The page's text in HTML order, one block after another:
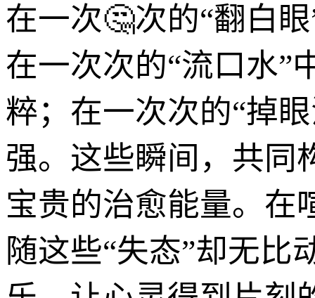
在一次🤔次的“翻白
在一次次的“流口水”
粹；在一次次的“掉
强。这些瞬间，共同
宝贵的治愈能量。在
随这些“失态”却无比